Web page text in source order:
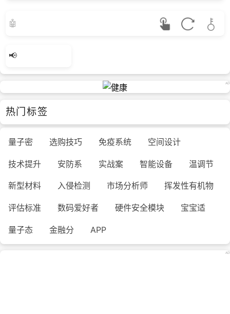
热门标签
量子密 选购技巧 免疫系统 空间设计
技术提升 安防系 实战案 智能设备 温调节
新型材料 入侵检测 市场分析师 挥发性有机物
评估标准 数码爱好者 硬件安全模块 宝宝适
量子态 金融分 APP